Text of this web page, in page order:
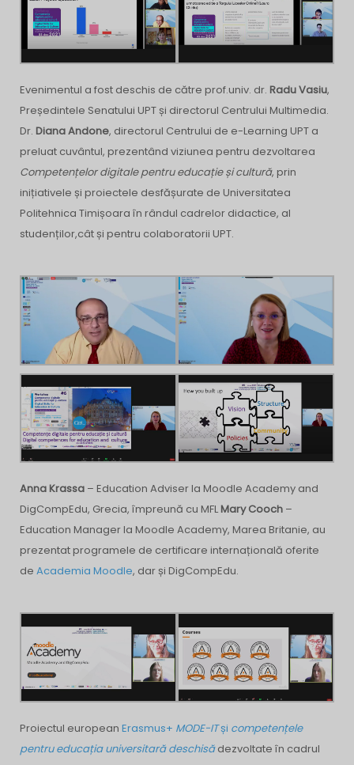
Evenimentul a fost deschis de către prof.univ. dr. Radu Vasiu,
Președintele Senatului UPT și directorul Centrului Multimedia.
Dr. Diana Andone, directorul Centrului de e-Learning UPT a
preluat cuvântul, prezentând viziunea pentru dezvoltarea
Competențelor digitale pentru educație și cultură, prin
inițiativele și proiectele desfășurate de Universitatea
Politehnica Timișoara în rândul cadrelor didactice, al
studenților,cât și pentru colaboratorii UPT.
Anna Krassa – Education Adviser la Moodle Academy and
DigCompEdu, Grecia, împreună cu MFL Mary Cooch –
Education Manager la Moodle Academy, Marea Britanie, au
prezentat programele de certificare internațională oferite
de Academia Moodle, dar și DigCompEdu.
Proiectul european Erasmus+ MODE-ITși competențele
pentru educația universitară deschisădezvoltate în cadrul